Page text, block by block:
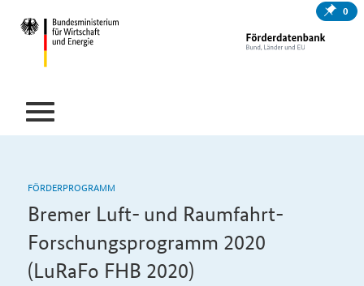
0
FÖRDERPROGRAMM
Bremer Luft- und Raumfahrt-
Forschungsprogramm 2020
(LuRaFo FHB 2020)